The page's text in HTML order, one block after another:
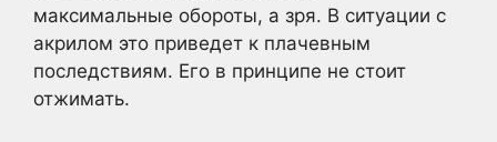
максимальные обороты, а зря. В ситуации с
акрилом это приведет к плачевным
последствиям. Его в принципе не стоит
отжимать.